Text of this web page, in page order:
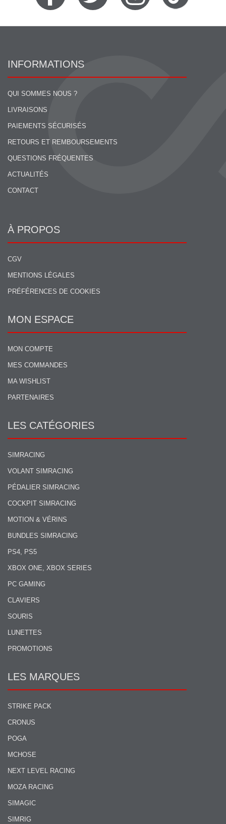
INFORMATIONS
QUI SOMMES NOUS ?
LIVRAISONS
PAIEMENTS SÉCURISÉS
RETOURS ET REMBOURSEMENTS
QUESTIONS FRÉQUENTES
ACTUALITÉS
CONTACT
À PROPOS
CGV
MENTIONS LÉGALES
PRÉFÉRENCES DE COOKIES
MON ESPACE
MON COMPTE
MES COMMANDES
MA WISHLIST
PARTENAIRES
LES CATÉGORIES
SIMRACING
VOLANT SIMRACING
PÉDALIER SIMRACING
COCKPIT SIMRACING
MOTION & VÉRINS
BUNDLES SIMRACING
PS4, PS5
XBOX ONE, XBOX SERIES
PC GAMING
CLAVIERS
SOURIS
LUNETTES
PROMOTIONS
LES MARQUES
STRIKE PACK
CRONUS
POGA
MCHOSE
NEXT LEVEL RACING
MOZA RACING
SIMAGIC
SIMRIG